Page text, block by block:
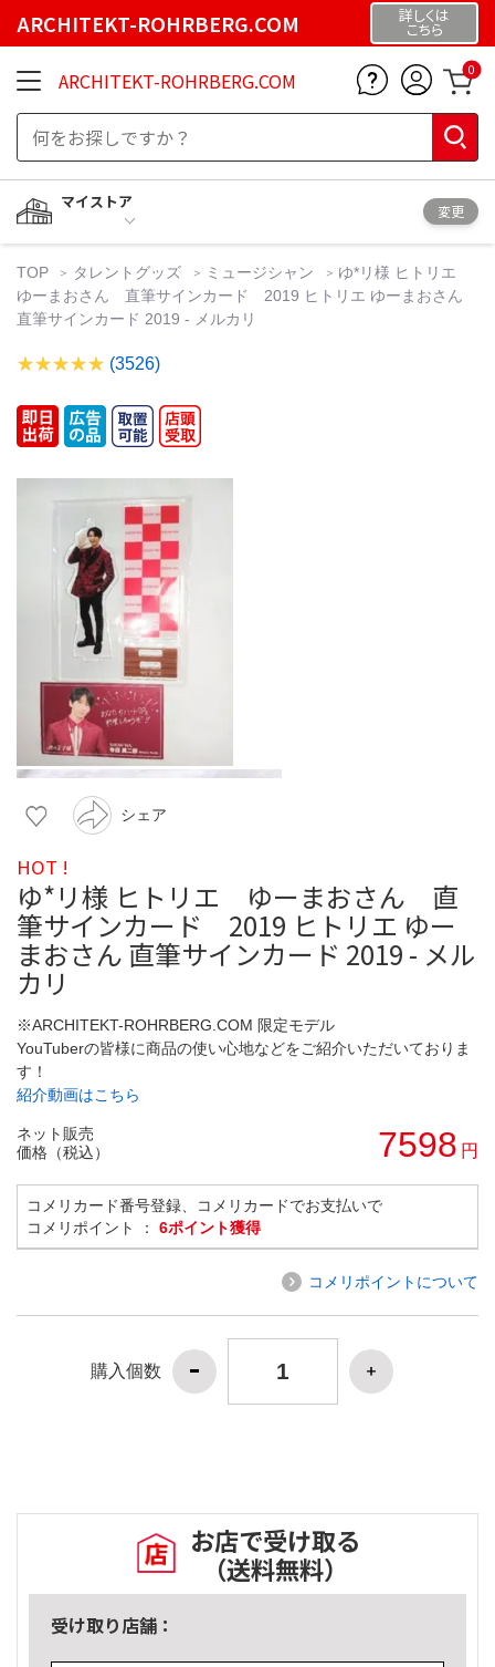
ARCHITEKT-ROHRBERG.COM 詳しくは
こちら
ARCHITEKT-ROHRBERG.COM 0
マイストア
変更
TOP タレントグッズ ミュージシャン
ゆ*リ様 ヒトリエ
ゆーまおさん 直筆サインカード 2019 ヒトリエ ゆーまおさん
直筆サインカード 2019 - メルカリ
(3526)
シェア
HOT !
ゆ*リ様 ヒトリエ ゆーまおさん 直
筆サインカード 2019 ヒトリエ ゆー
まおさん 直筆サインカード 2019 - メル
カリ
※ARCHITEKT-ROHRBERG.COM 限定モデル
YouTuberの皆様に商品の使い心地などをご紹介いただいておりま
す！
紹介動画はこちら
ネット販売
価格（税込）
7598 円
コメリカード番号登録、コメリカードでお支払いで
コメリポイント ： 6ポイント獲得
コメリポイントについて
購入個数
お店で受け取る
（送料無料）
受け取り店舗：